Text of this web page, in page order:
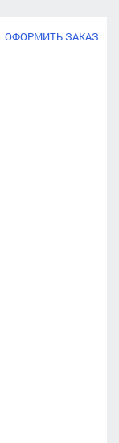
ОФОРМИТЬ ЗАКАЗ